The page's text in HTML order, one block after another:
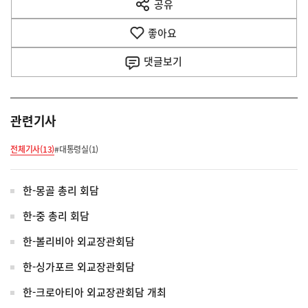
음
공유
열
기
좋아요
댓글보기
관련기사
전체기사(13)#대통령실(1)
한-몽골 총리 회담
한-중 총리 회담
한-볼리비아 외교장관회담
한-싱가포르 외교장관회담
한-크로아티아 외교장관회담 개최